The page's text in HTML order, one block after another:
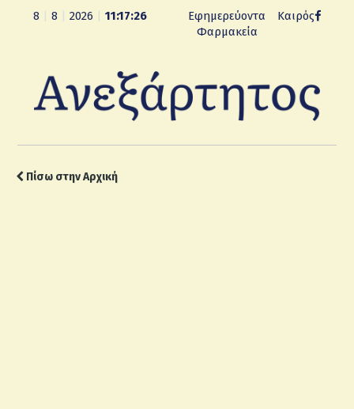
8 8 2026 11:17:27
Εφημερεύοντα
Φαρμακεία
Καιρός
Πίσω στην Αρχική